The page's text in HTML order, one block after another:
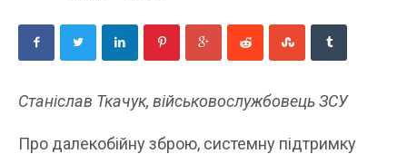
Станіслав Ткачук, військовослужбовець ЗСУ
Про далекобійну зброю, системну підтримку